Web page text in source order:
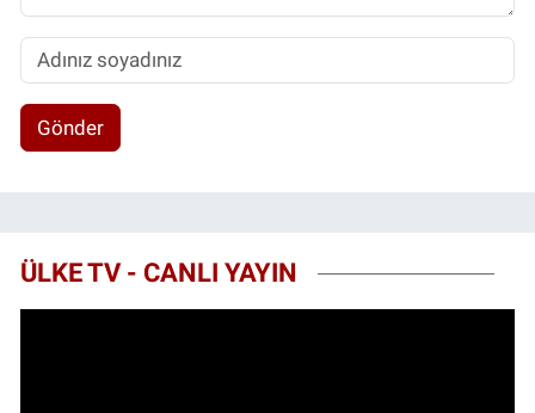
Gönder
ÜLKE TV - CANLI YAYIN